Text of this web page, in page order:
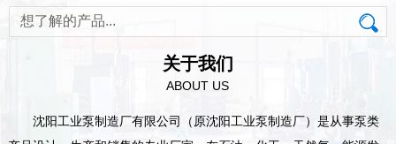
关于我们
ABOUT US
沈阳工业泵制造厂有限公司（原沈阳工业泵制造厂）是从事泵类